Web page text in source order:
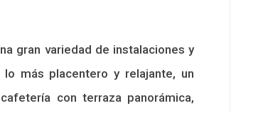
gran variedad de instalaciones y
más placentero y relajante, un
con terraza panorámica,